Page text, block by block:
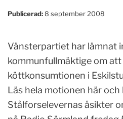
Publicerad:8 september 2008
Vänsterpartiet har lämnat
kommunfullmäktige om att
köttkonsumtionen i
Läs hela motionen här och
Stålforselevernas åsikter